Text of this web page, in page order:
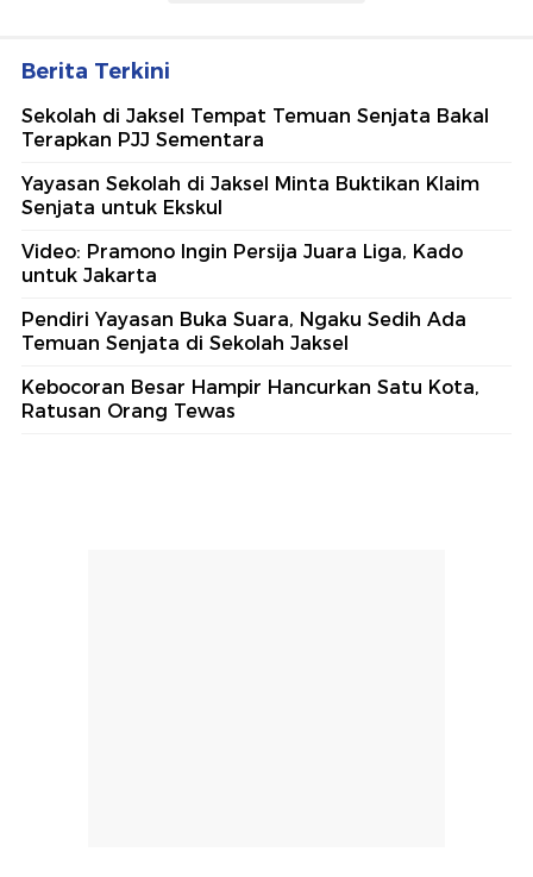
Berita Terkini
Sekolah di Jaksel Tempat Temuan Senjata Bakal
Terapkan PJJ Sementara
Yayasan Sekolah di Jaksel Minta Buktikan Klaim
Senjata untuk Ekskul
Video: Pramono Ingin Persija Juara Liga, Kado
untuk Jakarta
Pendiri Yayasan Buka Suara, Ngaku Sedih Ada
Temuan Senjata di Sekolah Jaksel
Kebocoran Besar Hampir Hancurkan Satu Kota,
Ratusan Orang Tewas